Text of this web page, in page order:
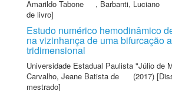
Amarildo Tabone
, Barbanti, Luciano
de livro]
Estudo numérico hemodinâmico
na vizinhança de uma bifurcação
tridimensional
Universidade Estadual Paulista "Júlio de
Carvalho, Jeane Batista de
(2017)
mestrado]